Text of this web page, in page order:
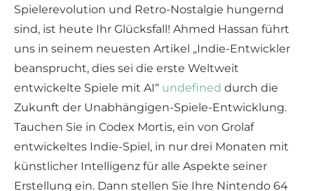
Spielerevolution und Retro-Nostalgie hungernd
sind, ist heute Ihr Glücksfall! Ahmed Hassan führt
uns in seinem neuesten Artikel „Indie-Entwickler
beansprucht, dies sei die erste Weltweit
entwickelte Spiele mit AI“ undefined durch die
Zukunft der Unabhängigen-Spiele-Entwicklung.
Tauchen Sie in Codex Mortis, ein von Grolaf
entwickeltes Indie-Spiel, in nur drei Monaten mit
künstlicher Intelligenz für alle Aspekte seiner
Erstellung ein. Dann stellen Sie Ihre Nintendo 64